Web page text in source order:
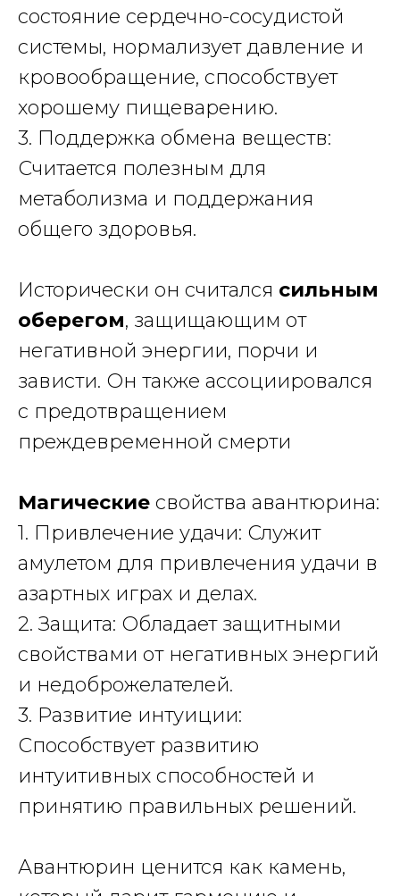
состояние сердечно-сосудистой
системы, нормализует давление и
кровообращение, способствует
хорошему пищеварению.
3. Поддержка обмена веществ:
Считается полезным для
метаболизма и поддержания
общего здоровья.
Исторически он считался сильным
оберегом, защищающим от
негативной энергии, порчи и
зависти. Он также ассоциировался
с предотвращением
преждевременной смерти
Магические свойства авантюрина:
1. Привлечение удачи: Служит
амулетом для привлечения удачи в
азартных играх и делах.
2. Защита: Обладает защитными
свойствами от негативных энергий
и недоброжелателей.
3. Развитие интуиции:
Способствует развитию
интуитивных способностей и
принятию правильных решений.
Авантюрин ценится как камень,